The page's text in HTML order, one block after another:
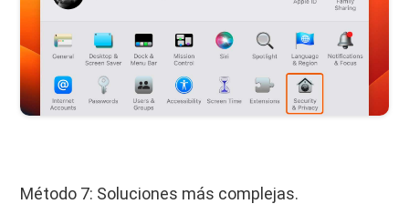
Método 7: Soluciones más complejas.